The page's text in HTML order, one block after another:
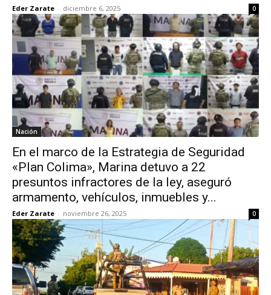
Eder Zarate - diciembre 6, 2025 0
Nación
En el marco de la Estrategia de Seguridad
«Plan Colima», Marina detuvo a 22
presuntos infractores de la ley, aseguró
armamento, vehículos, inmuebles y...
Eder Zarate - noviembre 26, 2025 0